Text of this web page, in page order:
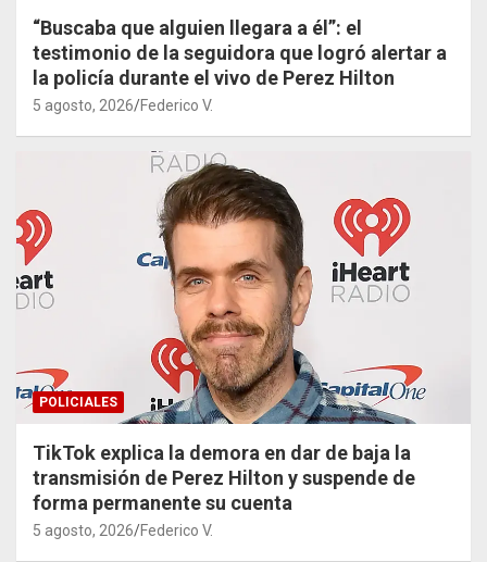
“Buscaba que alguien llegara a él”: el
testimonio de la seguidora que logró alertar a
la policía durante el vivo de Perez Hilton
5 agosto, 2026 Federico V.
POLICIALES
TikTok explica la demora en dar de baja la
transmisión de Perez Hilton y suspende de
forma permanente su cuenta
5 agosto, 2026 Federico V.